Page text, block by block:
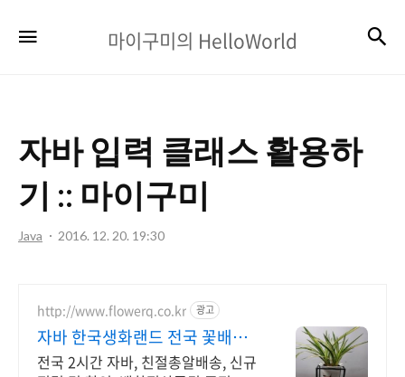
이
의
HelloWorld
마이구미의 HelloWorld
자바 입력 클래스 활용하
기 :: 마이구미
Java 2016. 12. 20. 19:30
http://www.flowerq.co.kr 광고
자바 한국생화랜드 전국 꽃배달
2시간배송
전국 2시간 자바, 친절총알배송, 신규